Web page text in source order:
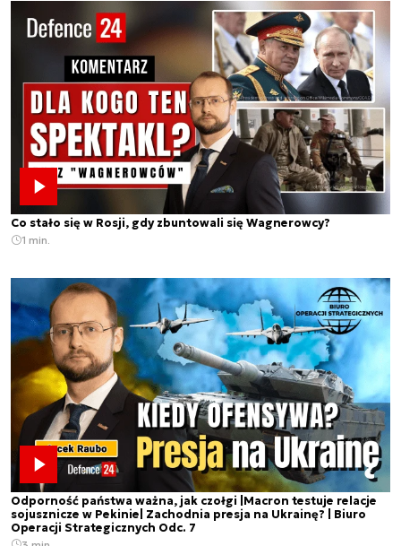
Co stało się w Rosji, gdy zbuntowali się Wagnerowcy?
1 min.
Odporność państwa ważna, jak czołgi |Macron testuje relacje
sojusznicze w Pekinie| Zachodnia presja na Ukrainę? | Biuro
Operacji Strategicznych Odc. 7